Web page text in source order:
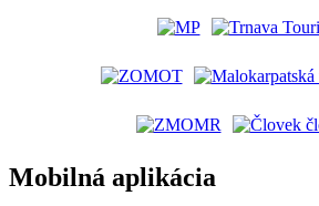
Mobilná aplikácia